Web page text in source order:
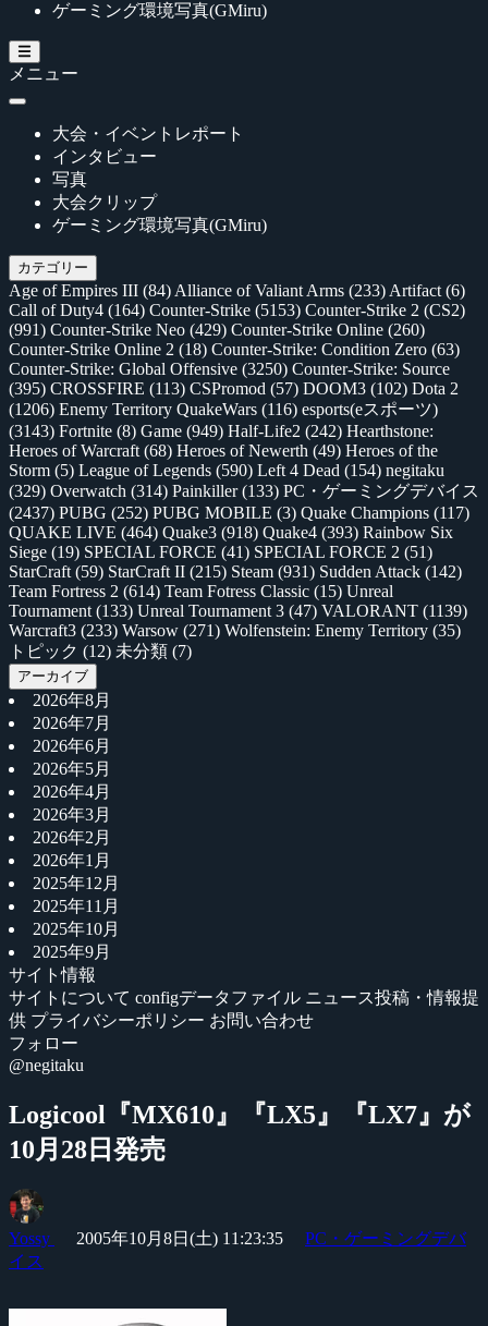
ゲーミング環境写真(GMiru)
メニュー
大会・イベントレポート
インタビュー
写真
大会クリップ
ゲーミング環境写真(GMiru)
カテゴリー
Age of Empires III (84) Alliance of Valiant Arms (233) Artifact (6)
Call of Duty4 (164) Counter-Strike (5153) Counter-Strike 2 (CS2)
(991) Counter-Strike Neo (429) Counter-Strike Online (260)
Counter-Strike Online 2 (18) Counter-Strike: Condition Zero (63)
Counter-Strike: Global Offensive (3250) Counter-Strike: Source
(395) CROSSFIRE (113) CSPromod (57) DOOM3 (102) Dota 2
(1206) Enemy Territory QuakeWars (116) esports(eスポーツ)
(3143) Fortnite (8) Game (949) Half-Life2 (242) Hearthstone:
Heroes of Warcraft (68) Heroes of Newerth (49) Heroes of the
Storm (5) League of Legends (590) Left 4 Dead (154) negitaku
(329) Overwatch (314) Painkiller(133) PC・ゲーミングデバイス
(2437) PUBG (252) PUBG MOBILE (3) Quake Champions (117)
QUAKE LIVE (464) Quake3 (918) Quake4 (393) Rainbow Six
Siege (19) SPECIAL FORCE (41) SPECIAL FORCE 2 (51)
StarCraft (59) StarCraft II (215) Steam (931) Sudden Attack (142)
Team Fortress 2 (614) Team Fotress Classic (15) Unreal
Tournament (133) Unreal Tournament 3 (47) VALORANT (1139)
Warcraft3 (233) Warsow (271) Wolfenstein: Enemy Territory (35)
トピック (12) 未分類 (7)
アーカイブ
2026年8月
2026年7月
2026年6月
2026年5月
2026年4月
2026年3月
2026年2月
2026年1月
2025年12月
2025年11月
2025年10月
2025年9月
サイト情報
サイトについて configデータファイル ニュース投稿・情報提
供 プライバシーポリシー お問い合わせ
フォロー
@negitaku
Logicool『MX610』『LX5』『LX7』が
10月28日発売
Yossy 2005年10月8日(土) 11:23:35
PC・ゲーミングデバ
イス